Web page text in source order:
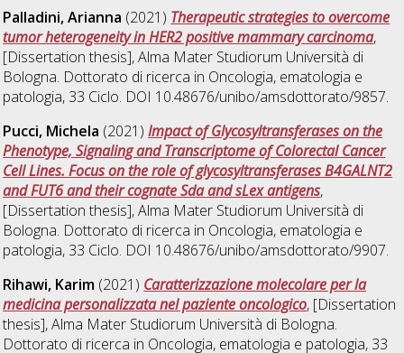
Palladini, Arianna (2021) Therapeutic strategies to overcome
tumor heterogeneity in HER2 positive mammary carcinoma,
[Dissertation thesis], Alma Mater Studiorum Università di
Bologna. Dottorato di ricerca in Oncologia, ematologia e
patologia, 33 Ciclo. DOI 10.48676/unibo/amsdottorato/9857.
Pucci, Michela (2021)Impact of Glycosyltransferases on the
Phenotype, Signaling and Transcriptome of Colorectal Cancer
Cell Lines. Focus on the role of glycosyltransferases B4GALNT2
and FUT6 and their cognate Sda and sLex antigens,
[Dissertation thesis], Alma Mater Studiorum Università di
Bologna. Dottorato di ricerca in Oncologia, ematologia e
patologia, 33 Ciclo. DOI 10.48676/unibo/amsdottorato/9907.
Rihawi, Karim (2021) Caratterizzazione molecolare per la
medicina personalizzata nel paziente oncologico, [Dissertation
thesis], Alma Mater Studiorum Università di Bologna.
Dottorato di ricerca in Oncologia, ematologia e patologia, 33